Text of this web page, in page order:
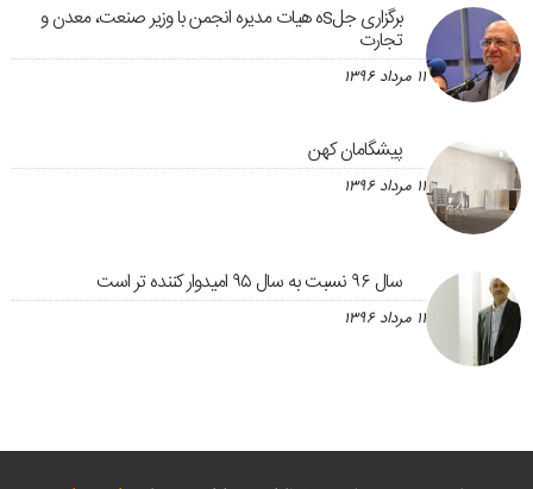
برگزاری جلsه هیات مدیره انجمن با وزیر صنعت، معدن و
تجارت
۱۱ مرداد ۱۳۹۶
پیشگامان کهن
۱۱ مرداد ۱۳۹۶
سال ۹۶ نسبت به سال ۹۵ امیدوار کننده تر است
۱۱ مرداد ۱۳۹۶